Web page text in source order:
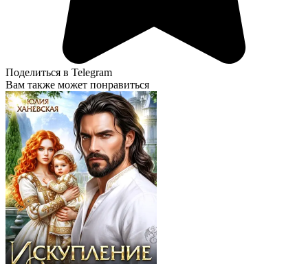
Поделиться в Telegram
Вам также может понравиться